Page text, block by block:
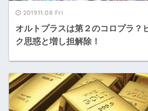
2019.11.08 Fri
オルトプラスは第２のコロプラ？
ク思惑と増し担解除！